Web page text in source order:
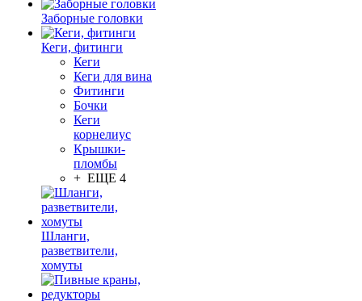
Заборные головки
Кеги, фитинги
Кеги
Кеги для вина
Фитинги
Бочки
Кеги
корнелиус
Крышки-
пломбы
+ ЕЩЕ 4
Шланги,
разветвители,
хомуты